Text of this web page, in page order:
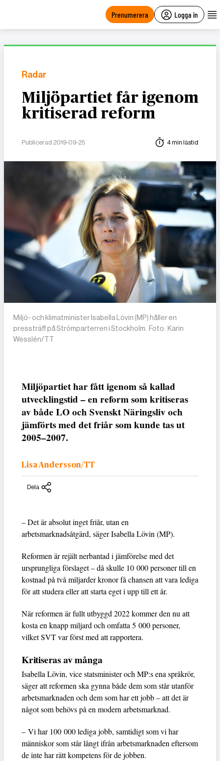
Prenumerera Logga in
Radar
Miljöpartiet får igenom
kritiserad reform
Publicerad 2019-09-25 4 min lästid
Miljö- och klimatminister Isabella Lövin (MP) håller en
pressträff på Strömparterren i Stockholm. Foto: Karin
Wesslén/TT
Miljöpartiet har fått igenom så kallad
utvecklingstid – en reform som kritiseras
av både LO och Svenskt Näringsliv och
jämförts med det friår som kunde tas ut
2005–2007.
Lisa Andersson/TT
Dela
– Det är absolut inget friår, utan en
arbetsmarknadsåtgärd, säger Isabella Lövin (MP).
Reformen är rejält nerbantad i jämförelse med det
ursprungliga förslaget – då skulle 10 000 personer till en
kostnad på två miljarder kronor få chansen att vara lediga
för att studera eller att starta eget i upp till ett år.
När reformen är fullt utbyggd 2022 kommer den nu att
kosta en knapp miljard och omfatta 5 000 personer,
vilket SVT var först med att rapportera.
Kritiseras av många
Isabella Lövin, vice statsminister och MP:s ena språkrör,
säger att reformen ska gynna både dem som står utanför
arbetsmarknaden och dem som har ett jobb – att det är
något som behövs på en modern arbetsmarknad.
– Vi har 100 000 lediga jobb, samtidigt som vi har
människor som står långt ifrån arbetsmarknaden eftersom
de inte har rätt kompetens för de jobben.